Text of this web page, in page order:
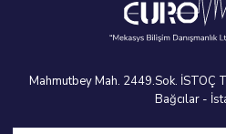
Mahmutbey Mah. 2449.Sok. İSTOÇ
Bağcılar -